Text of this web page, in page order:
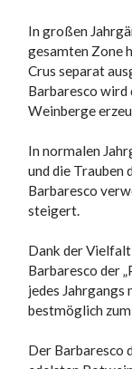
In großen
gesamten Zone
Crus separat
Barbaresco wird
Weinberge
In normalen
und die Trauben
Barbaresco
steigert.
Dank der
Barbaresco der
jedes
bestmöglich
Der Barbaresco